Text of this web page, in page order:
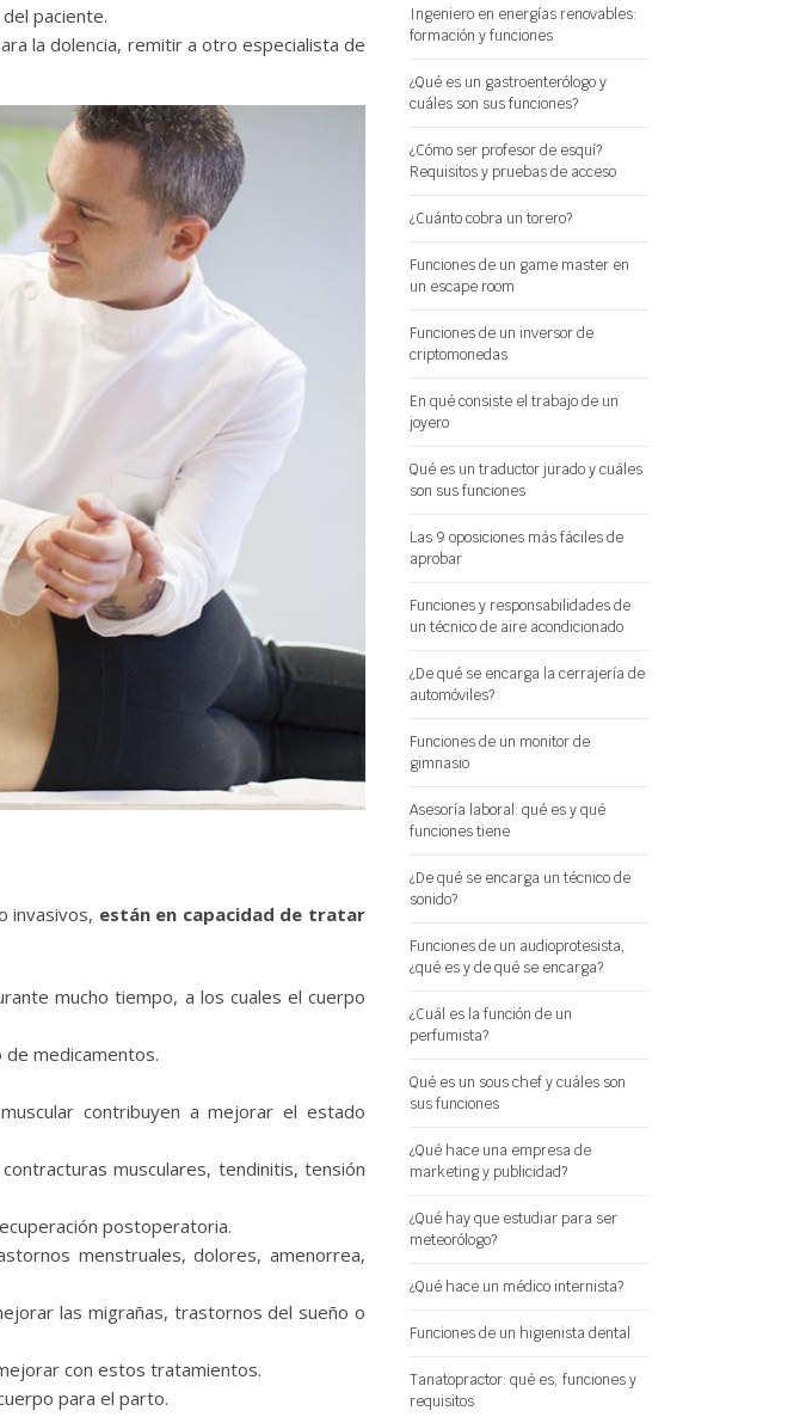
paciente.
la dolencia, remitir a otro especialista de
invasivos, están en capacidad de tratar
mucho tiempo, a los cuales el cuerpo
medicamentos.
contribuyen a mejorar el estado
musculares, tendinitis, tensión
postoperatoria.
menstruales, dolores, amenorrea,
las migrañas, trastornos del sueño o
con estos tratamientos.
para el parto.
Ingeniero en energías renovables:
formación y funciones
¿Qué es un gastroenterólogo y
cuáles son sus funciones?
¿Cómo ser profesor de esquí?
Requisitos y pruebas de acceso
¿Cuánto cobra un torero?
Funciones de un game master en
un escape room
Funciones de un inversor de
criptomonedas
En qué consiste el trabajo de un
joyero
Qué es un traductor jurado y cuáles
son sus funciones
Las 9 oposiciones más fáciles de
aprobar
Funciones y responsabilidades de
un técnico de aire acondicionado
¿De qué se encarga la cerrajería de
automóviles?
Funciones de un monitor de
gimnasio
Asesoría laboral: qué es y qué
funciones tiene
¿De qué se encarga un técnico de
sonido?
Funciones de un audioprotesista,
¿qué es y de qué se encarga?
¿Cuál es la función de un
perfumista?
Qué es un sous chef y cuáles son
sus funciones
¿Qué hace una empresa de
marketing y publicidad?
¿Qué hay que estudiar para ser
meteorólogo?
¿Qué hace un médico internista?
Funciones de un higienista dental
Tanatopractor: qué es, funciones y
requisitos